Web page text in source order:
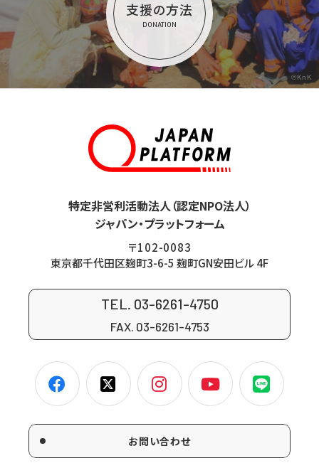
支援の方法
DONATION
©KnK
特定非営利活動法人（認定NPO法人）
ジャパン・プラットフォーム
〒102-0083
東京都千代田区麹町3-6-5 麹町GN安田ビル 4F
TEL. 03-6261-4750
FAX. 03-6261-4753
お問い合わせ